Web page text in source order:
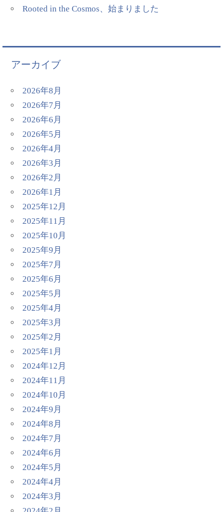
Rooted in the Cosmos、始まりました
アーカイブ
2026年8月
2026年7月
2026年6月
2026年5月
2026年4月
2026年3月
2026年2月
2026年1月
2025年12月
2025年11月
2025年10月
2025年9月
2025年7月
2025年6月
2025年5月
2025年4月
2025年3月
2025年2月
2025年1月
2024年12月
2024年11月
2024年10月
2024年9月
2024年8月
2024年7月
2024年6月
2024年5月
2024年4月
2024年3月